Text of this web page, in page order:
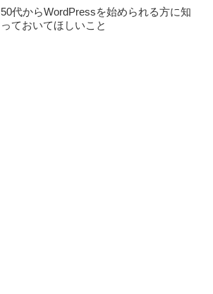
50代からWordPressを始められる方に知
っておいてほしいこと